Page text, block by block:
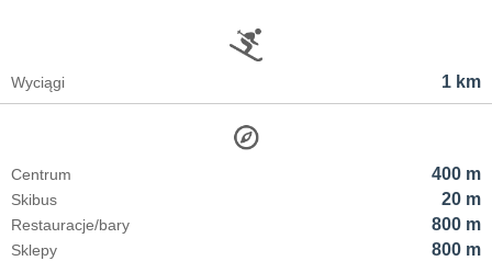
1 km
Wyciągi
400 m
Centrum
20 m
Skibus
800 m
Restauracje/bary
800 m
Sklepy